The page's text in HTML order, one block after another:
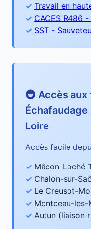
Travail en
CACES R486
SST -
🚇 Accès
Loire
Accès facile
Mâcon-Loché
Chalon-sur-
Le Creusot-
Montceau-les-
Autun (liaison